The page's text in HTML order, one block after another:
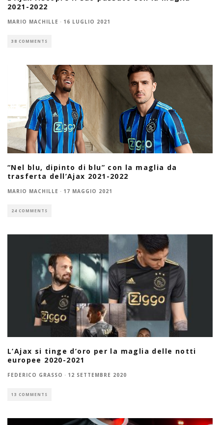
2021-2022
MARIO MACHILLE · 16 LUGLIO 2021
38 COMMENTS
“Nel blu, dipinto di blu” con la maglia da
trasferta dell’Ajax 2021-2022
MARIO MACHILLE · 17 MAGGIO 2021
24 COMMENTS
L’Ajax si tinge d’oro per la maglia delle notti
europee 2020-2021
FEDERICO GRASSO · 12 SETTEMBRE 2020
13 COMMENTS